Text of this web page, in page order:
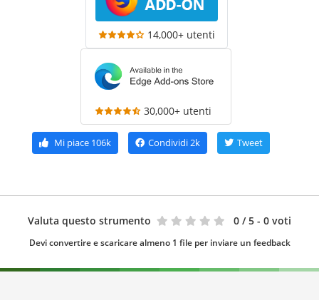
14,000+ utenti
30,000+ utenti
Mi piace 106k Condividi2k Tweet
Valuta questo strumento 0 / 5 - 0 voti
Devi convertire e scaricare almeno 1 file per inviare un feedback